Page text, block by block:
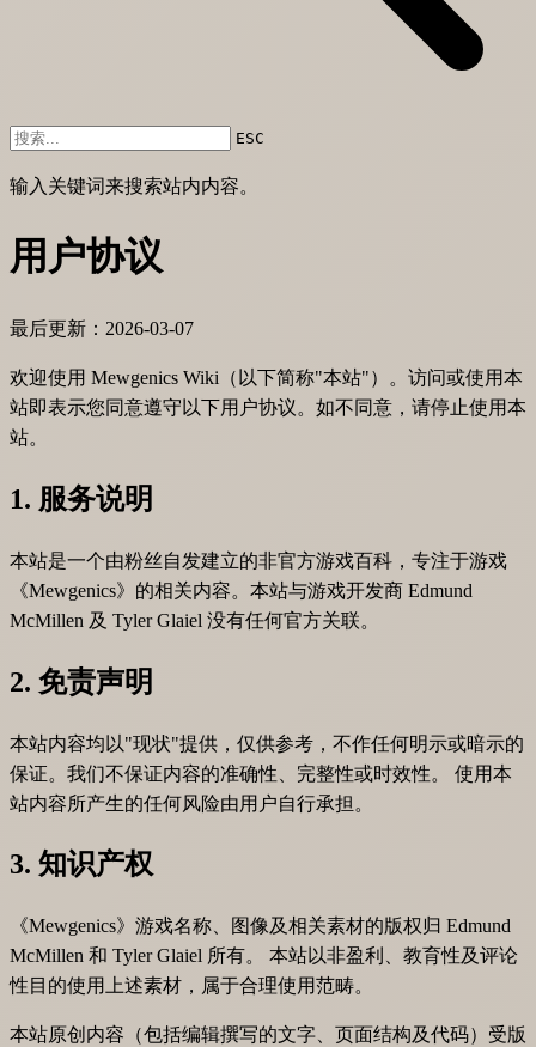
ESC
输入关键词来搜索站内内容。
用户协议
最后更新：2026-03-07
欢迎使用 Mewgenics Wiki（以下简称"本站"）。访问或使用本
站即表示您同意遵守以下用户协议。如不同意，请停止使用本
站。
1. 服务说明
本站是一个由粉丝自发建立的非官方游戏百科，专注于游戏
《Mewgenics》的相关内容。本站与游戏开发商 Edmund
McMillen 及 Tyler Glaiel 没有任何官方关联。
2. 免责声明
本站内容均以"现状"提供，仅供参考，不作任何明示或暗示的
保证。我们不保证内容的准确性、完整性或时效性。 使用本
站内容所产生的任何风险由用户自行承担。
3. 知识产权
《Mewgenics》游戏名称、图像及相关素材的版权归 Edmund
McMillen 和 Tyler Glaiel 所有。 本站以非盈利、教育性及评论
性目的使用上述素材，属于合理使用范畴。
本站原创内容（包括编辑撰写的文字、页面结构及代码）受版